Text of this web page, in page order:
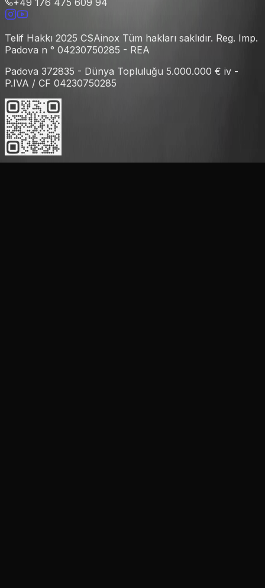
+49 176 475 609 94
Telif Hakkı 2025 CSAinox Tüm hakları saklıdır. Reg. Imp.
Padova n ° 04230750285 - REA
Padova 372835 - Dünya Topluluğu 5.000.000 € iv -
P.IVA / CF 04230750285